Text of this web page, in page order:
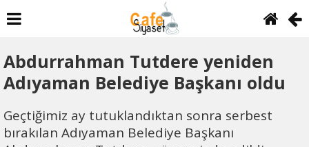
Abdurrahman Tutdere yeniden
Adıyaman Belediye Başkanı oldu
Geçtiğimiz ay tutuklandıktan sonra serbest
bırakılan Adıyaman Belediye Başkanı